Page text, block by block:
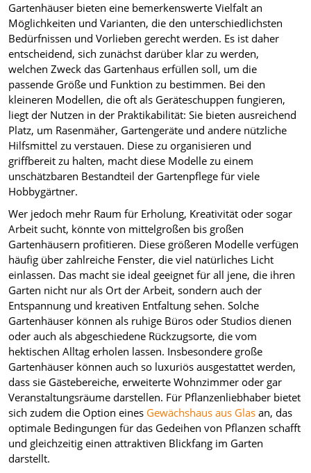
Gartenhäuser bieten eine bemerkenswerte Vielfalt an
Möglichkeiten und Varianten, die den unterschiedlichsten
Bedürfnissen und Vorlieben gerecht werden. Es ist daher
entscheidend, sich zunächst darüber klar zu werden,
welchen Zweck das Gartenhaus erfüllen soll, um die
passende Größe und Funktion zu bestimmen. Bei den
kleineren Modellen, die oft als Geräteschuppen fungieren,
liegt der Nutzen in der Praktikabilität: Sie bieten ausreichend
Platz, um Rasenmäher, Gartengeräte und andere nützliche
Hilfsmittel zu verstauen. Diese zu organisieren und
griffbereit zu halten, macht diese Modelle zu einem
unschätzbaren Bestandteil der Gartenpflege für viele
Hobbygärtner.
Wer jedoch mehr Raum für Erholung, Kreativität oder sogar
Arbeit sucht, könnte von mittelgroßen bis großen
Gartenhäusern profitieren. Diese größeren Modelle verfügen
häufig über zahlreiche Fenster, die viel natürliches Licht
einlassen. Das macht sie ideal geeignet für all jene, die ihren
Garten nicht nur als Ort der Arbeit, sondern auch der
Entspannung und kreativen Entfaltung sehen. Solche
Gartenhäuser können als ruhige Büros oder Studios dienen
oder auch als abgeschiedene Rückzugsorte, die vom
hektischen Alltag erholen lassen. Insbesondere große
Gartenhäuser können auch so luxuriös ausgestattet werden,
dass sie Gästebereiche, erweiterte Wohnzimmer oder gar
Veranstaltungsräume darstellen. Für Pflanzenliebhaber bietet
sich zudem die Option eines Gewächshaus aus Glasan, das
optimale Bedingungen für das Gedeihen von Pflanzen schafft
und gleichzeitig einen attraktiven Blickfang im Garten
darstellt.